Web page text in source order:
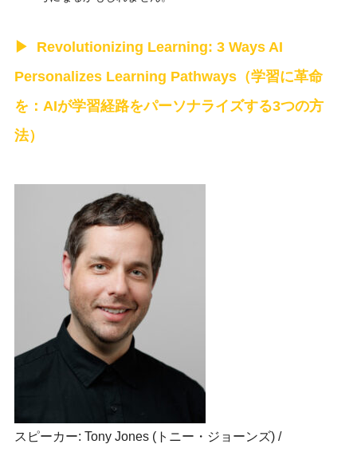
Revolutionizing Learning: 3 Ways AI
Personalizes Learning Pathways（学習に革命
を：AIが学習経路をパーソナライズする3つの方
法）
スピーカー: Tony Jones (トニー・ジョーンズ) /